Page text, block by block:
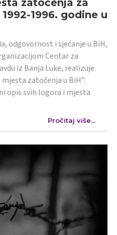
1996. godine u
odgovornost i sjećanje u BiH,
Centar za
iz Banja Luke, realizuje
zatočenja u BiH”.
opis svih logora i mjesta
Pročitaj više...